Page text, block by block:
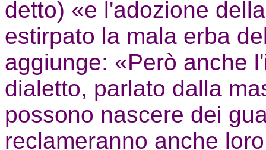
detto) «e l'adozione
estirpato la mala erba
aggiunge: «Però anche
dialetto, parlato dalla
possono nascere dei
reclameranno anche